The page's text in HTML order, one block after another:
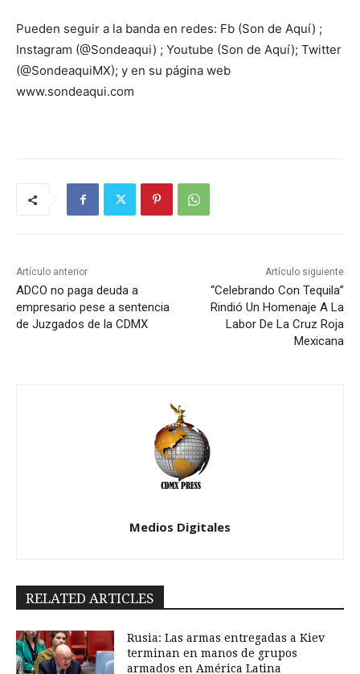
Pueden seguir a la banda en redes: Fb (Son de Aquí) ;
Instagram (@Sondeaqui) ; Youtube (Son de Aquí); Twitter
(@SondeaquiMX); y en su página web
www.sondeaqui.com
Artículo anterior
ADCO no paga deuda a
empresario pese a sentencia
de Juzgados de la CDMX
Artículo siguiente
“Celebrando Con Tequila”
Rindió Un Homenaje A La
Labor De La Cruz Roja
Mexicana
Medios Digitales
RELATED ARTICLES
Rusia: Las armas entregadas a Kiev
terminan en manos de grupos
armados en América Latina